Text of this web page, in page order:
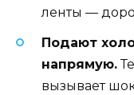
ленты —
Подают
напрямую.
вызывает